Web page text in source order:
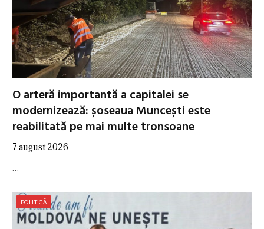
O arteră importantă a capitalei se
modernizează: șoseaua Muncești este
reabilitată pe mai multe tronsoane
7 august 2026
…
POLITICĂ